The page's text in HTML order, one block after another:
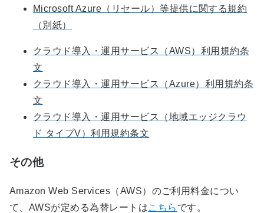
Microsoft Azure（リセール）等提供に関する規約
（別紙）
クラウド導入・運用サービス（AWS）利用規約条
文
クラウド導入・運用サービス（Azure）利用規約条
文
クラウド導入・運用サービス（地域エッジクラウ
ド タイプV）利用規約条文
その他
Amazon Web Services（AWS）のご利用料金につい
て、AWSが定める為替レートはこちら です。